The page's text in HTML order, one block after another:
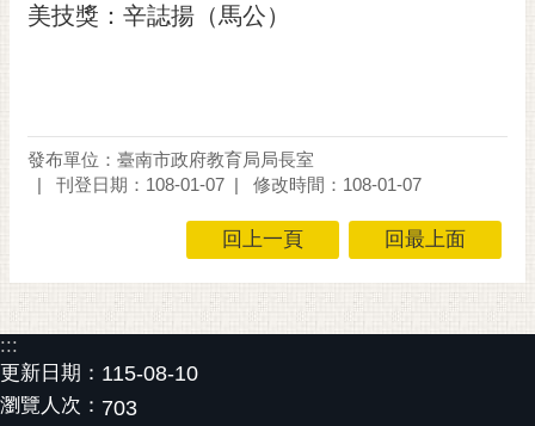
美技獎：辛誌揚（馬公）
發布單位：臺南市政府教育局局長室
刊登日期：108-01-07
修改時間：108-01-07
回上一頁 回最上面
:::
更新日期： 115-08-10
瀏覽人次： 703